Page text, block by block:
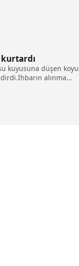
su kuyusuna düşen
alınma...